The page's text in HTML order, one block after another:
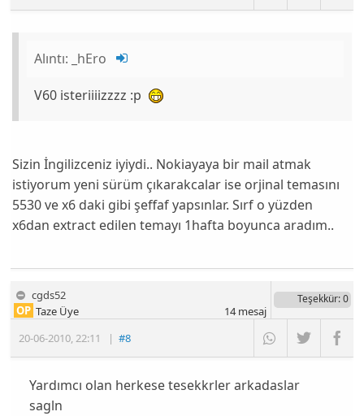
Alıntı: _hEro
V60 isteriiiizzzz :p
Sizin İngilizceniz iyiydi.. Nokiayaya bir mail atmak
istiyorum yeni sürüm çıkarakcalar ise orjinal temasını
5530 ve x6 daki gibi şeffaf yapsınlar. Sırf o yüzden
x6dan extract edilen temayı 1hafta boyunca aradım..
cgds52
20-06-2010 22:11 |#8
OP Taze Üye
Teşekkür: 0
14mesaj
Yardımcı olan herkese tesekkrler arkadaslar
sagln